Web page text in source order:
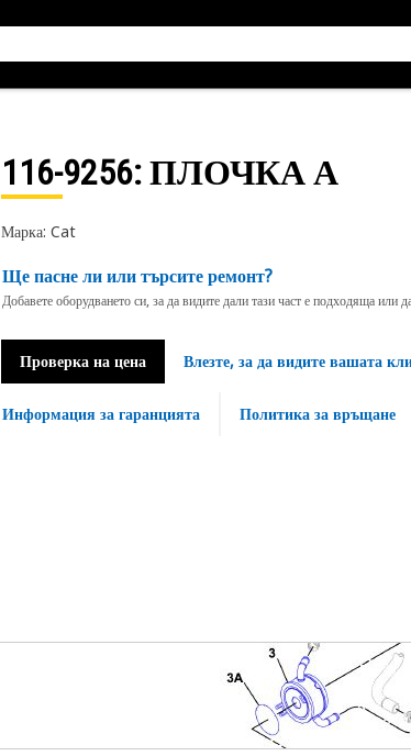
116-9256: ПЛОЧКА А
Марка: Cat
Ще пасне ли или търсите ремонт?
Добавете оборудването си, за да видите дали тази част е подходяща или
Проверка на цена Влезте, за да видите вашата
Информация за гаранцията Политика за връщане